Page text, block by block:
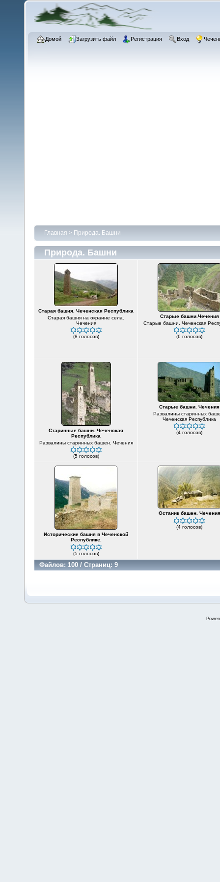
Домой Загрузить файл Регистрация Вход
Главная > Природа. Башни
Природа. Башни
Старая башня. Чеченская Республика
Старая башня на окраине села.
Чечения
(8 голосов)
Старые башни.Чечения
Старые башни. Чеченская
(6 голосов)
Старинные башни. Чеченская
Республика
Развалины старинных башен. Чечения
(5 голосов)
Старые башни. Чечения
Развалины старинных
Чеченская Республика
(4 голосов)
Исторические башня в Чеченской
Республике.
(5 голосов)
Останик башен. Чечения
(4 голосов)
Файлов: 100 / Страниц: 9